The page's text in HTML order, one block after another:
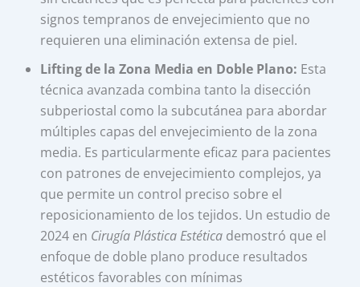
signos tempranos de envejecimiento que no
requieren una eliminación extensa de piel.
Lifting de la Zona Media en Doble Plano: Esta
técnica avanzada combina tanto la disección
subperiostal como la subcutánea para abordar
múltiples capas del envejecimiento de la zona
media. Es particularmente eficaz para pacientes
con patrones de envejecimiento complejos, ya
que permite un control preciso sobre el
reposicionamiento de los tejidos. Un estudio de
2024 en Cirugía Plástica Estética demostró que el
enfoque de doble plano produce resultados
estéticos favorables con mínimas